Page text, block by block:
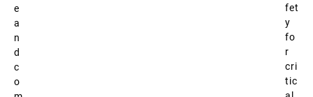
e
a
n
d
c
o
fet
y
fo
r
cri
tic